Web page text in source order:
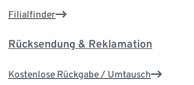
Filialfinder
Rücksendung & Reklamation
Kostenlose Rückgabe / Umtausch